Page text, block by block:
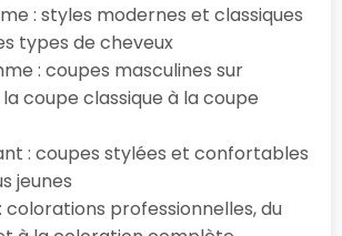
: styles modernes et classiques
types de cheveux
: coupes masculines sur
coupe classique à la coupe
: coupes stylées et confortables
jeunes
colorations professionnelles, du